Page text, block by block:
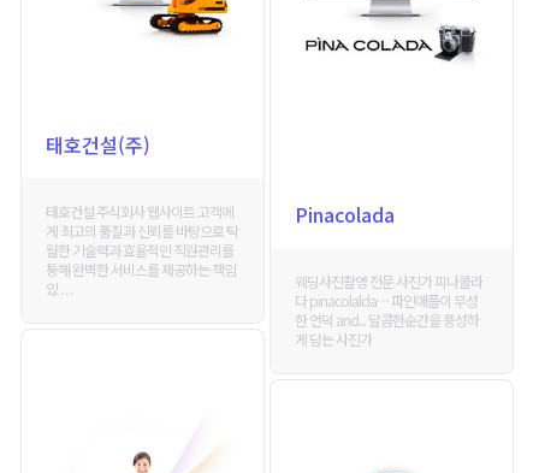
Pinacolada
웨딩사진촬영 전문 사진가 피나콜라
다 pinacolalda… 파인애플이 무성
한 언덕 and... 달콤한순간을 풍성하
게 담는 사진가
태호건설(주)
태호건설 주식회사 웹사이트 고객에
게 최고의 품질과 신뢰를 바탕으로 탁
월한 기술력과 효율적인 직원관리를
통해 완벽한 서비스를 제공하는 책임
있 . . .